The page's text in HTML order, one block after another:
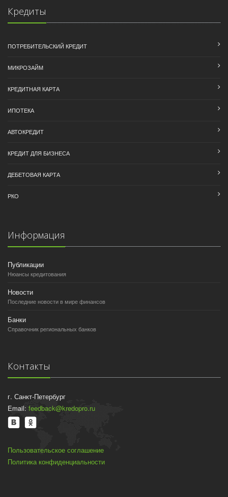
Кредиты
ПОТРЕБИТЕЛЬСКИЙ КРЕДИТ
МИКРОЗАЙМ
КРЕДИТНАЯ КАРТА
ИПОТЕКА
АВТОКРЕДИТ
КРЕДИТ ДЛЯ БИЗНЕСА
ДЕБЕТОВАЯ КАРТА
РКО
Информация
Публикации
Нюансы кредитования
Новости
Последние новости в мире финансов
Банки
Справочник региональных банков
Контакты
г. Санкт-Петербург
Email: feedback@kredopro.ru
Пользовательское соглашение
Политика конфиденциальности